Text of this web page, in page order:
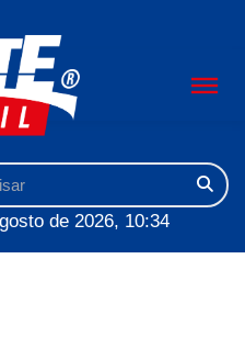
de 2026, 10:34